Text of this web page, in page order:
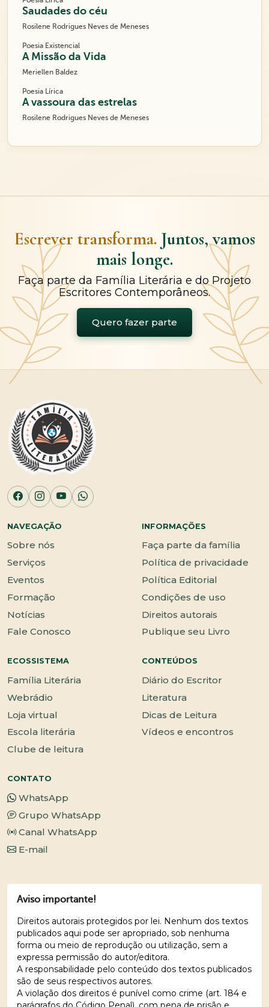
Saudades do céu
Rosilene Rodrigues Neves de Meneses
Poesia Existencial
A Missão da Vida
Meriellen Baldez
Poesia Lírica
A vassoura das estrelas
Rosilene Rodrigues Neves de Meneses
Escrever transforma. Juntos, vamos
mais longe.
Faça parte da Família Literária e do Projeto
Escritores Contemporâneos.
Quero fazer parte
NAVEGAÇÃO
Sobre nós
Serviços
Eventos
Formação
Notícias
Fale Conosco
INFORMAÇÕES
Faça parte da família
Política de privacidade
Política Editorial
Condições de uso
Direitos autorais
Publique seu Livro
ECOSSISTEMA
Família Literária
Webrádio
Loja virtual
Escola literária
Clube de leitura
CONTEÚDOS
Diário do Escritor
Literatura
Dicas de Leitura
Vídeos e encontros
CONTATO
WhatsApp
Grupo WhatsApp
Canal WhatsApp
E-mail
Aviso importante!
Direitos autorais protegidos por lei. Nenhum dos textos
publicados aqui pode ser apropriado, sob nenhuma
forma ou meio de reprodução ou utilização, sem a
expressa permissão do autor/editora.
A responsabilidade pelo conteúdo dos textos publicados
são de seus respectivos autores.
A violação dos direitos é punível como crime (art. 184 e